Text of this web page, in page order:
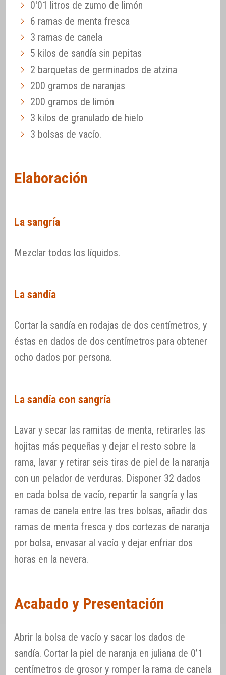
0'01 litros de zumo de limón
6 ramas de menta fresca
3 ramas de canela
5 kilos de sandía sin pepitas
2 barquetas de germinados de atzina
200 gramos de naranjas
200 gramos de limón
3 kilos de granulado de hielo
3 bolsas de vacío.
Elaboración
La sangría
Mezclar todos los líquidos.
La sandía
Cortar la sandía en rodajas de dos centímetros, y
éstas en dados de dos centímetros para obtener
ocho dados por persona.
La sandía con sangría
Lavar y secar las ramitas de menta, retirarles las
hojitas más pequeñas y dejar el resto sobre la
rama, lavar y retirar seis tiras de piel de la naranja
con un pelador de verduras. Disponer 32 dados
en cada bolsa de vacío, repartir la sangría y las
ramas de canela entre las tres bolsas, añadir dos
ramas de menta fresca y dos cortezas de naranja
por bolsa, envasar al vacío y dejar enfriar dos
horas en la nevera.
Acabado y Presentación
Abrir la bolsa de vacío y sacar los dados de
sandía. Cortar la piel de naranja en juliana de 0’1
centímetros de grosor y romper la rama de canela